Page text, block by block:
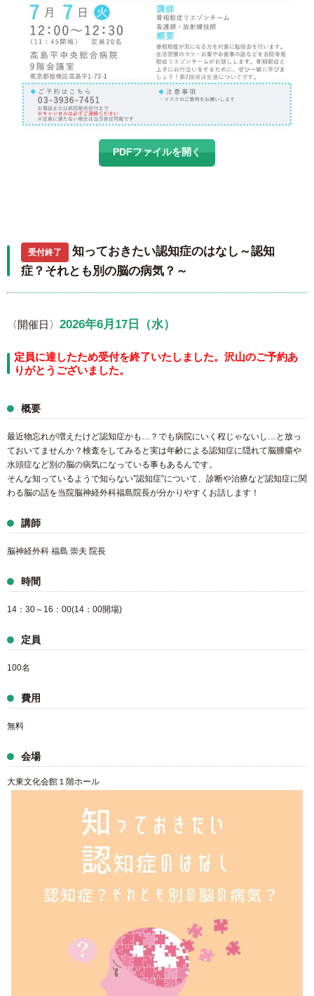
PDFファイルを開く
受付終了
知っておきたい認知症のはなし～認知
症？それとも別の脳の病気？～
〈開催日〉 2026年6月17日（水）
定員に達したため受付を終了いたしました。沢山のご予約あ
りがとうございました。
概要
最近物忘れが増えたけど認知症かも…？でも病院にいく程じゃないし…と放っ
ておいてませんか？検査をしてみると実は年齢による認知症に隠れて脳腫瘍や
水頭症など別の脳の病気になっている事もあるんです。
そんな知っているようで知らない”認知症”について、診断や治療など認知症に関
わる脳の話を当院脳神経外科福島院長が分かりやすくお話します！
講師
脳神経外科 福島 崇夫 院長
時間
14：30～16：00(14：00開場)
定員
100名
費用
無料
会場
大東文化会館１階ホール